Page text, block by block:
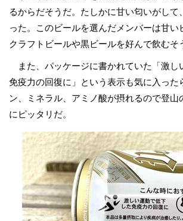
るからだそうだ。たしかに甘い匂いがして
った。このビールを選んだメンバーは甘い
クラフトビールや黒ビールを好んで飲むそ
また、パッケージに書かれていた「激し
免疫力の回復に」という表示も気に入った
ン、ミネラル、アミノ酸が摂れるので登山
にピッタリだ。